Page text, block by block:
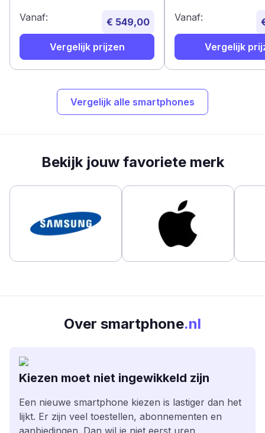
Vanaf: € 549,00
Vergelijk prijzen
Vanaf:
Vergelijk
Vergelijk alle smartphones
Bekijk jouw favoriete merk
Over smartphone.nl
Kiezen moet niet ingewikkeld zijn
Een nieuwe smartphone kiezen is lastiger dan het
lijkt. Er zijn veel toestellen, abonnementen en
aanbiedingen. Dan wil je niet eerst uren